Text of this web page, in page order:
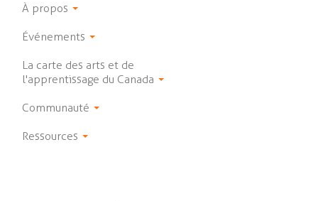
À propos
Événements
La carte des arts et de
l'apprentissage du Canada
Communauté
Ressources